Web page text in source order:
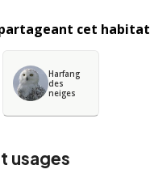
cet habitat
Harfang
des
neiges
usages